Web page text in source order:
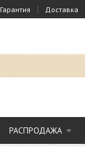
Гарантия | Доставка
РАСПРОДАЖА